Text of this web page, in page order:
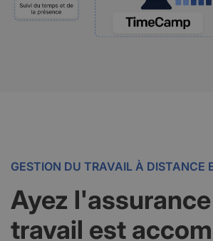
GESTION DU TRAVAIL À DISTANCE
Ayez
travail est